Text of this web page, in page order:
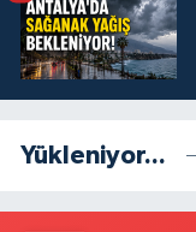
Yükleniyor...